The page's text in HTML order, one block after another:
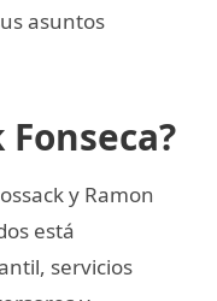
asuntos
y Ramon
está
servicios